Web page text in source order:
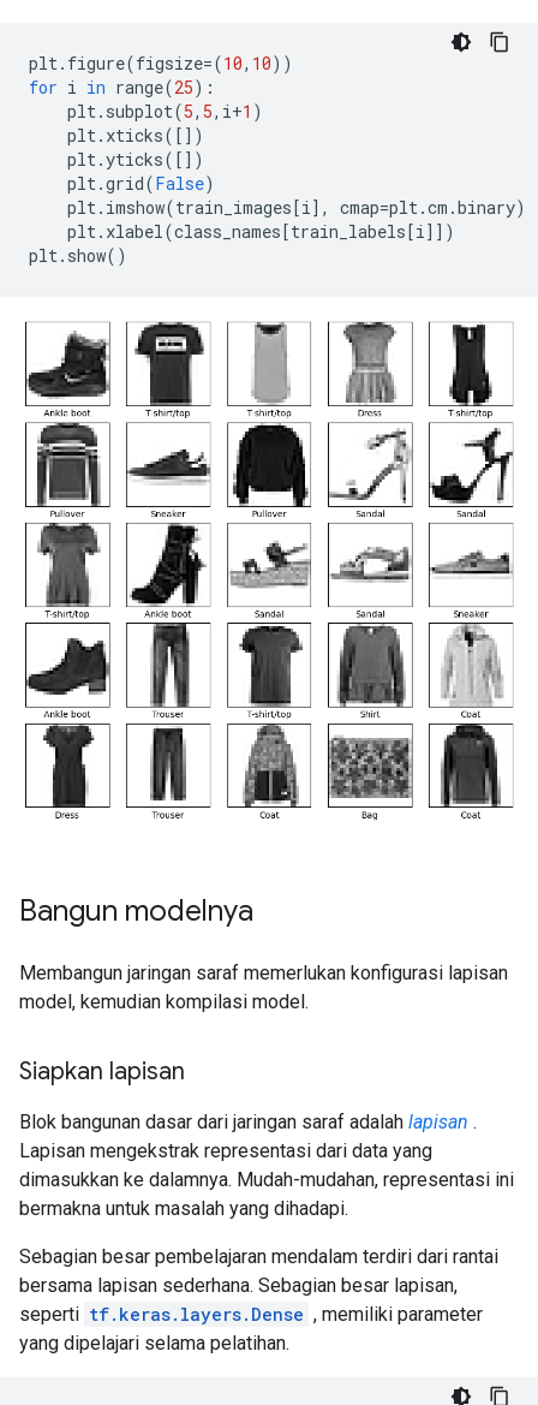
plt. figure(figsize=(10, 10))
for i in range(25):
plt. subplot(5, 5, i+1 )
plt. xticks([])
plt.yticks([])
plt.grid(False)
plt. imshow(train_images [i], cmap=plt.cm .binary)
plt. xlabel(class_names [train_labels [i]])
plt. show()
Bangun modelnya
Membangun jaringan saraf memerlukan konfigurasi lapisan
model, kemudian kompilasi model.
Siapkan lapisan
Blok bangunan dasar dari jaringan saraf adalah lapisan .
Lapisan mengekstrak representasi dari data yang
dimasukkan ke dalamnya. Mudah-mudahan, representasi ini
bermakna untuk masalah yang dihadapi.
Sebagian besar pembelajaran mendalam terdiri dari rantai
bersama lapisan sederhana. Sebagian besar lapisan,
seperti tf.keras.layers.Dense , memiliki parameter
yang dipelajari selama pelatihan.